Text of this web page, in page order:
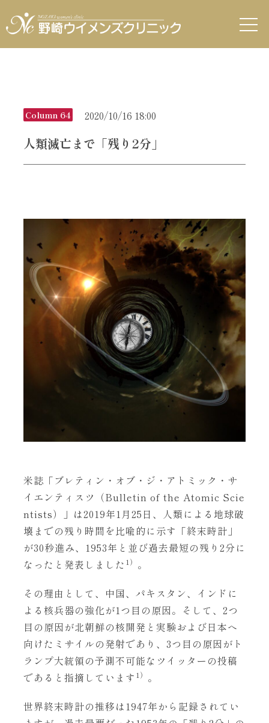
Column 64 2020/10/16 18:00
人類滅亡まで「残り2分」
米誌「ブレティン・オブ・ジ・アトミック・サ
イエンティスツ（Bulletin of the Atomic Scie
ntists）」は2019年1月25日、人類による地球破
壊までの残り時間を比喩的に示す「終末時計」
が30秒進み、1953年と並び過去最短の残り2分に
なったと発表しました 1） 。
その理由として、中国、パキスタン、インドに
よる核兵器の強化が1つ目の原因。そして、2つ
目の原因が北朝鮮の核開発と実験および日本へ
向けたミサイルの発射であり、3つ目の原因がト
ランプ大統領の予測不可能なツイッターの投稿
であると指摘しています 1） 。
世界終末時計の推移は1947年から記録されてい